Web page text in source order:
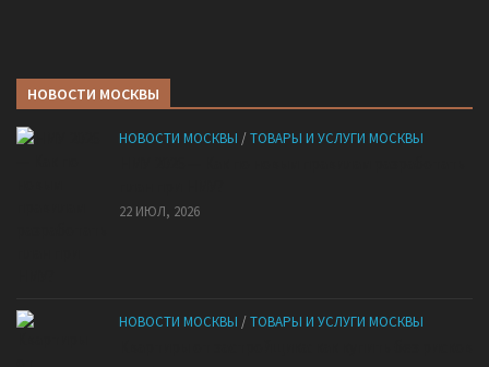
НОВОСТИ МОСКВЫ
НОВОСТИ МОСКВЫ /ТОВАРЫ И УСЛУГИ МОСКВЫ
22 ИЮЛ, 2026
НОВОСТИ МОСКВЫ /ТОВАРЫ И УСЛУГИ МОСКВЫ